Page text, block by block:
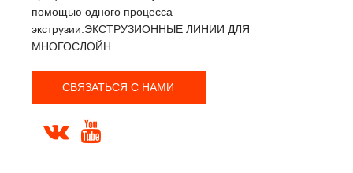
помощью одного процесса
экструзии.ЭКСТРУЗИОННЫЕ ЛИНИИ ДЛЯ
МНОГОСЛОЙН...
СВЯЗАТЬСЯ С НАМИ
 